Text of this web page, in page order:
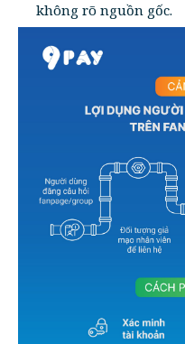
không rõ nguồn gốc.